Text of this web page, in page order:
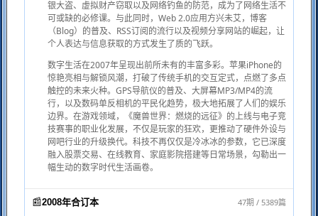
银大盗、虚拟财产窃取以及网络钓鱼的防范，成为了网络生活不
可或缺的必修课。与此同时，Web 2.0应用方兴未艾，博客
（Blog）的普及、RSS订阅的流行以及视频分享网站的崛起，让
个人表达与信息获取的方式发生了质的飞跃。
数字生活在2007年呈现出前所未有的丰富多彩。苹果iPhone的
惊艳亮相与解锁风潮，打破了传统手机的交互定式，点燃了多点
触控的未来火种。GPS导航仪的普及、大屏幕MP3/MP4的流
行，以及数码单反相机的平民化趋势，极大地拓展了人们的娱乐
边界。在游戏领域，《魔兽世界：燃烧的远征》的上线与电子竞
技赛事的职业化发展，不仅是玩家的狂欢，更推动了硬件外设与
网吧行业的升级换代。科技不再仅仅是冷冰冰的参数，它已深度
融入股票交易、在线教育、家庭影院搭建等日常场景，勾勒出一
幅生动的数字时代生活画卷。
📰2008年合订本 47期 / 5389篇